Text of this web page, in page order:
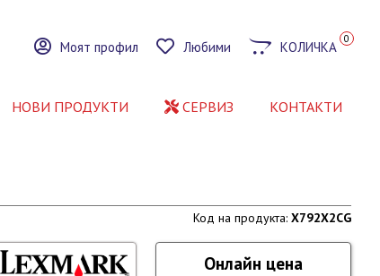
Моят профил Любими КОЛИЧКА 0
НОВИ ПРОДУКТИ СЕРВИЗ КОНТАКТИ
Код на продукта: X792X2CG
Онлайн цена